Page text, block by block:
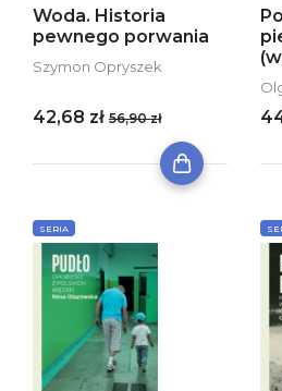
Woda. Historia
pewnego porwania
Szymon Opryszek
42,68 zł 56,90 zł
SERIA